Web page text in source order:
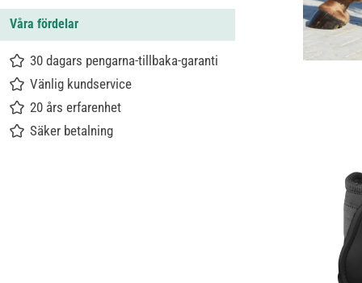
Våra fördelar
30 dagars pengarna-tillbaka-garanti
Vänlig kundservice
20 års erfarenhet
Säker betalning